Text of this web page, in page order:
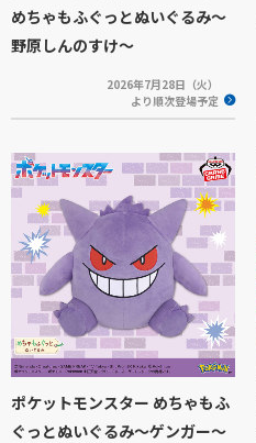
めちゃもふぐっとぬいぐるみ～
野原しんのすけ～
2026年7月28日（火）
より順次登場予定
ポケットモンスター めちゃもふ
ぐっとぬいぐるみ～ゲンガー～